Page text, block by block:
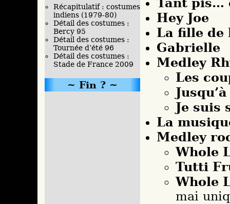
Hey Joe
La fille de
Gabrielle
Medley
Les
Je suis
La
Medley
Whole
Tutti
Whole
mai
Récapitulatif : costumes
indiens (1979-80)
Détail des costumes :
Bercy 95
Détail des costumes :
Tournée d’été 96
Détail des costumes :
Stade de France 2009
Fin ?